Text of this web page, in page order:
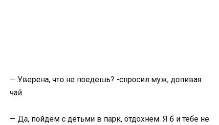
— Уверена, что не поедешь? -спросил муж, допивая
чай.
— Да, пойдем с детьми в парк, отдохнем. Я б и тебе не